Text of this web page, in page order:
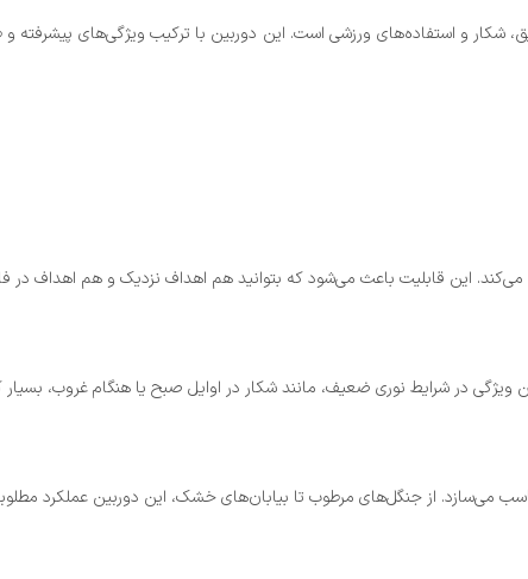
شکار و استفاده‌های ورزشی است. این دوربین با ترکیب ویژگی‌های پیشرفته و
می‌سازد. از جنگل‌های مرطوب تا بیابان‌های خشک، این دوربین عملکرد